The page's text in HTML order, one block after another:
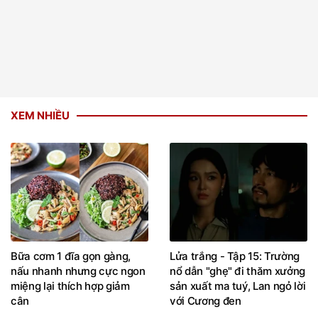
XEM NHIỀU
Bữa cơm 1 đĩa gọn gàng,
nấu nhanh nhưng cực ngon
miệng lại thích hợp giảm
cân
Lửa trắng - Tập 15: Trường
nổ dẫn "ghẹ" đi thăm xưởng
sản xuất ma tuý, Lan ngỏ lời
với Cương đen